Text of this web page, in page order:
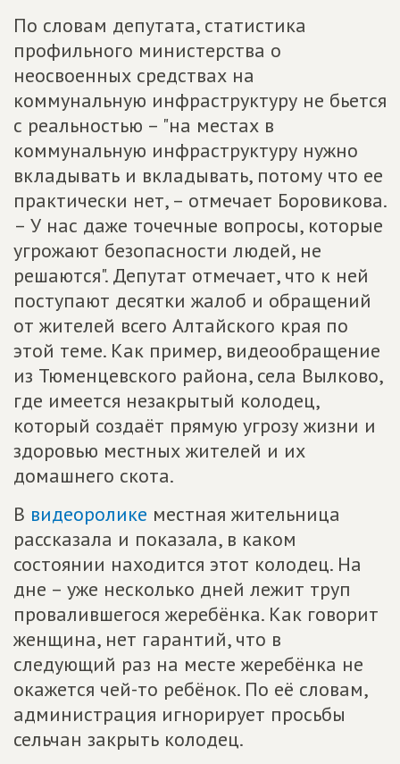
По словам депутата, статистика
профильного министерства о
неосвоенных средствах на
коммунальную инфраструктуру не бьется
с реальностью – "на местах в
коммунальную инфраструктуру нужно
вкладывать и вкладывать, потому что ее
практически нет, – отмечает Боровикова.
– У нас даже точечные вопросы, которые
угрожают безопасности людей, не
решаются". Депутат отмечает, что к ней
поступают десятки жалоб и обращений
от жителей всего Алтайского края по
этой теме. Как пример, видеообращение
из Тюменцевского района, села Вылково,
где имеется незакрытый колодец,
который создаёт прямую угрозу жизни и
здоровью местных жителей и их
домашнего скота.
В видеоролике местная жительница
рассказала и показала, в каком
состоянии находится этот колодец. На
дне – уже несколько дней лежит труп
провалившегося жеребёнка. Как говорит
женщина, нет гарантий, что в
следующий раз на месте жеребёнка не
окажется чей-то ребёнок. По её словам,
администрация игнорирует просьбы
сельчан закрыть колодец.